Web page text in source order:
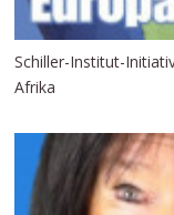
Schiller-Institut-
Afrika